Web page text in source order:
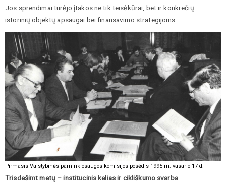
Jos sprendimai turėjo įtakos ne tik teisėkūrai, bet ir konkrečių
istorinių objektų apsaugai bei finansavimo strategijoms.
Pirmasis Valstybinės paminklosaugos komisijos posėdis 1995 m. vasario 17 d.
Trisdešimt metų – institucinis kelias ir cikliškumo svarba